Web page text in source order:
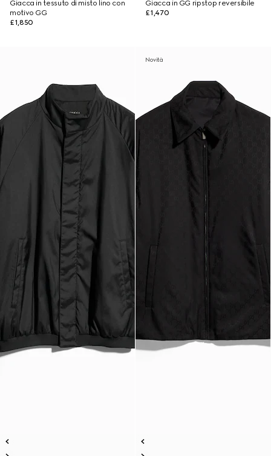
Giacca in tessuto di misto lino con
motivo GG
£1,850
Giacca in GG ripstop reversibile
£1,470
Novità